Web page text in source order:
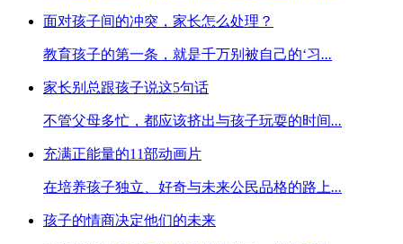
面对孩子间的冲突，家长怎么处理？
教育孩子的第一条，就是千万别被自己的‘习...
家长别总跟孩子说这5句话
不管父母多忙，都应该挤出与孩子玩耍的时间...
充满正能量的11部动画片
在培养孩子独立、好奇与未来公民品格的路上...
孩子的情商决定他们的未来